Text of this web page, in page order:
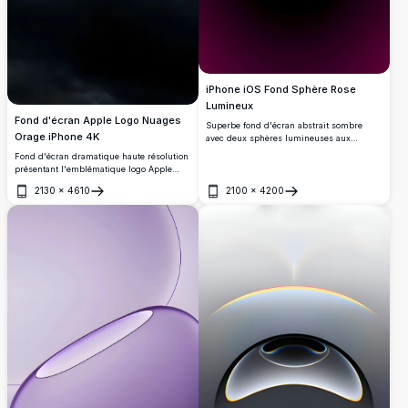
Fond d'écran Apple Logo Nuages
Orage iPhone 4K
Fond d'écran dramatique haute résolution
présentant l'emblématique logo Apple
brillant contre des nuages d'orage
sombres. Parfait pour les appareils iPhone
et iOS, cette superbe image 4K combine
élégance et beauté atmosphérique pour
2130 × 4610
Ouvrir
iPhone iOS Fond Sphère Rose
Lumineux
Superbe fond d'écran abstrait sombre
avec deux sphères lumineuses aux
dégradés violet et magenta, parfait pour
les appareils iPhone et iOS modernes
2100 × 4200
Ouvrir